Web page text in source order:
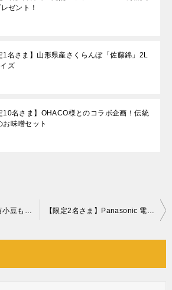
ゼント！
1名さま】山形県産さくらんぼ「佐藤錦」2L
ズ
10名さま】OHACO様とのコラボ企画！伝統
お味噌セット